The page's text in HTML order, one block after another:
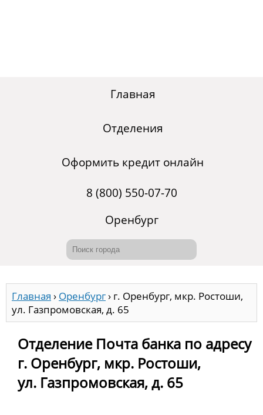
Главная
Отделения
Оформить кредит онлайн
8 (800) 550-07-70
Оренбург
Главная › Оренбург› г. Оренбург, мкр. Ростоши,
ул. Газпромовская, д. 65
Отделение Почта банка по адресу
г. Оренбург, мкр. Ростоши,
ул. Газпромовская, д. 65